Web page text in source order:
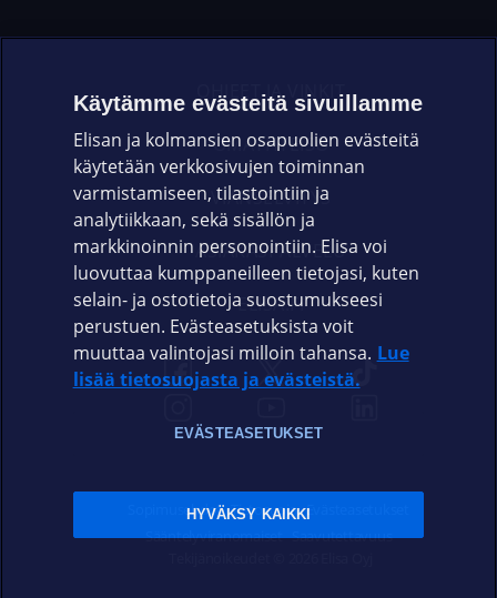
OHJEET JA VINKIT
OMAYHTEISÖ
VIANSELVITYS
ASIAKASPALVELU
ELISA.FI
Sopimusehdot Tietosuoja Evästeasetukset
Sääntelyviranomaiset Saavutettavuus
Käytämme evästeitä sivuillamme
Elisan ja kolmansien osapuolien evästeitä
käytetään verkkosivujen toiminnan
varmistamiseen, tilastointiin ja
analytiikkaan, sekä sisällön ja
markkinoinnin personointiin. Elisa voi
luovuttaa kumppaneilleen tietojasi, kuten
selain- ja ostotietoja suostumukseesi
perustuen. Evästeasetuksista voit
muuttaa valintojasi milloin tahansa. Lue
lisää tietosuojasta ja evästeistä.
EVÄSTEASETUKSET
HYVÄKSY KAIKKI